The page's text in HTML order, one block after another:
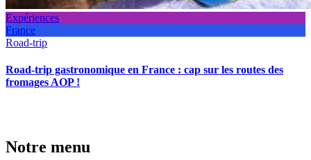
Expériences
France
Road-trip
Road-trip gastronomique en France : cap sur les routes des
fromages AOP !
Notre menu